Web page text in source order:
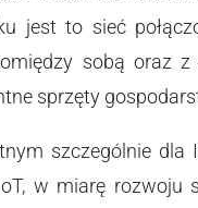
jest to sieć
sobą oraz
sprzęty
szczególnie dla
w miarę rozwoju